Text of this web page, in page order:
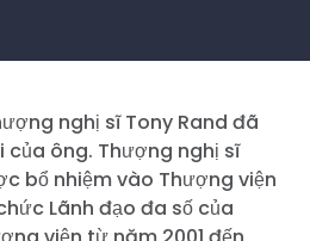
nghị sĩ Tony Rand đã
ông. Thượng nghị sĩ
bổ nhiệm vào Thượng viện
Lãnh đạo đa số của